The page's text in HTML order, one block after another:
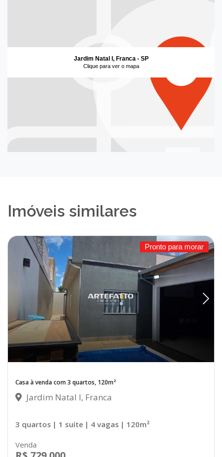
Jardim Natal I, Franca - SP
Clique para ver o mapa
Imóveis similares
Pronto para morar
Casa à venda com 3 quartos, 120m²
Jardim Natal I, Franca
3 quartos | 1 suíte | 4 vagas | 120m²
Venda